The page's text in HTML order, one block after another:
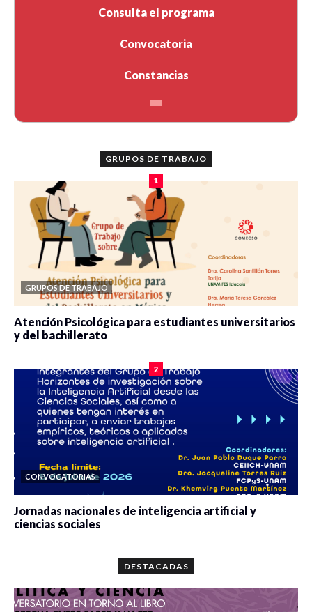
Consulta el programa
Convocatoria
Constancias
GRUPOS DE TRABAJO
1
GRUPOS DE TRABAJO
Atención Psicológica para estudiantes universitarios
y del bachillerato
2
CONVOCATORIAS
Jornadas nacionales de inteligencia artificial y
ciencias sociales
DESTACADAS